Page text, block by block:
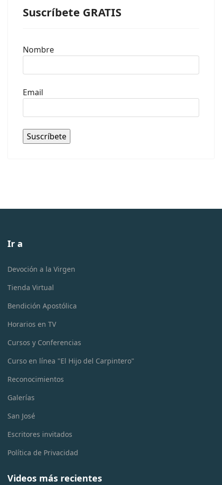
Suscríbete GRATIS
Nombre
Email
Ir a
Devoción a la Virgen
Tienda Virtual
Bendición Apostólica
Horarios en TV
Cursos y Conferencias
Curso en línea "El Hijo del Carpintero"
Reconocimientos
Galerías
San José
Escritores invitados
Política de Privacidad
Videos más recientes